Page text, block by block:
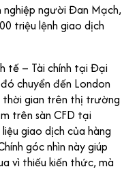
nghiệp người Đan Mạch,
triệu lệnh giao dịch
tế – Tài chính tại Đại
chuyển đến London
gian trên thị trường
trên sàn CFD tại
giao dịch của hàng
góc nhìn này giúp
vì thiếu kiến thức, mà